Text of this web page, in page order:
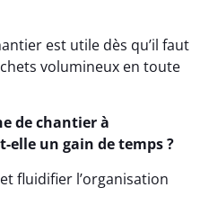
est utile dès qu’il faut
volumineux en toute
de chantier à
elle un gain de temps ?
fluidifier l’organisation